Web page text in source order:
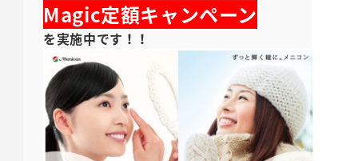
Magic定額キャンペーン
を実施中です！！